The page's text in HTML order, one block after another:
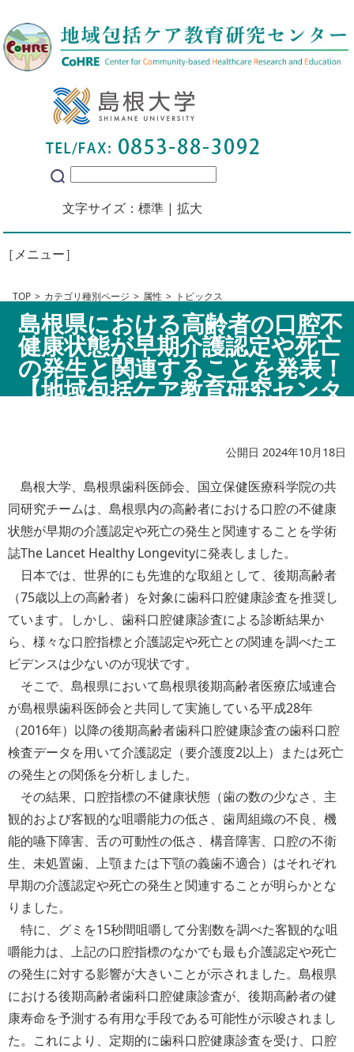
文字サイズ：標準 |拡大
［メニュー］
TOP カテゴリ種別ページ 属性 トピックス
島根県における高齢者の口腔不
健康状態が早期介護認定や死亡
の発生と関連することを発表！
【地域包括ケア教育研究センタ
公開日 2024年10月18日
島根大学、島根県歯科医師会、国立保健医療科学院の共
同研究チームは、島根県内の高齢者における口腔の不健康
状態が早期の介護認定や死亡の発生と関連することを学術
誌The Lancet Healthy Longevityに発表しました。
日本では、世界的にも先進的な取組として、後期高齢者
（75歳以上の高齢者）を対象に歯科口腔健康診査を推奨し
ています。しかし、歯科口腔健康診査による診断結果か
ら、様々な口腔指標と介護認定や死亡との関連を調べたエ
ビデンスは少ないのが現状です。
そこで、島根県において島根県後期高齢者医療広域連合
が島根県歯科医師会と共同して実施している平成28年
（2016年）以降の後期高齢者歯科口腔健康診査の歯科口腔
検査データを用いて介護認定（要介護度2以上）または死亡
の発生との関係を分析しました。
その結果、口腔指標の不健康状態（歯の数の少なさ、主
観的および客観的な咀嚼能力の低さ、歯周組織の不良、機
能的嚥下障害、舌の可動性の低さ、構音障害、口腔の不衛
生、未処置歯、上顎または下顎の義歯不適合）はそれぞれ
早期の介護認定や死亡の発生と関連することが明らかとな
りました。
特に、グミを15秒間咀嚼して分割数を調べた客観的な咀
嚼能力は、上記の口腔指標のなかでも最も介護認定や死亡
の発生に対する影響が大きいことが示されました。島根県
における後期高齢者歯科口腔健康診査が、後期高齢者の健
康寿命を予測する有用な手段である可能性が示唆されまし
た。これにより、定期的に歯科口腔健康診査を受け、口腔